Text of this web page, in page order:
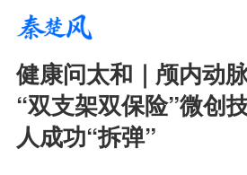
健康问太和｜颅内动
“双支架双保险”微创
人成功“拆弹”